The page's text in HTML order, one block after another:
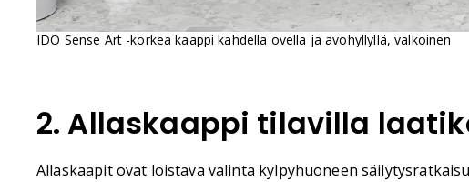
IDO Sense Art -korkea kaappi kahdella ovella ja avohyllyllä, valkoinen
2. Allaskaappi tilavilla
Allaskaapit ovat loistava valinta kylpyhuoneen